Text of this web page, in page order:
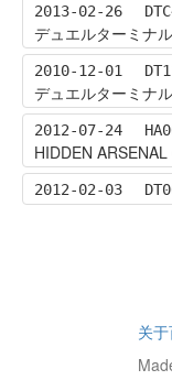
2013-02-26
デュエルターミナ
2010-12-01
デュエルターミナ
2012-07-24
HIDDEN
2012-02-03
关